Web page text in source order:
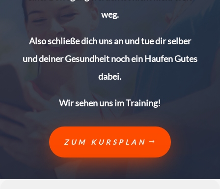
weg.
Also schließe dich uns an und tue dir selber
und deiner Gesundheit noch ein Haufen Gutes
dabei.
Wir sehen uns im Training!
ZUM KURSPLAN